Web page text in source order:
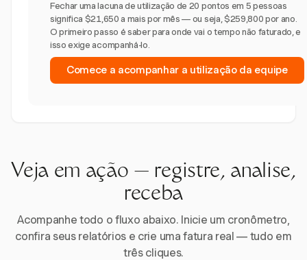
Fechar uma lacuna de utilização de 20 pontos em 5 pessoas
significa $21,650 a mais por mês — ou seja, $259,800 por ano.
O primeiro passo é saber para onde vai o tempo não faturado, e
isso exige acompanhá-lo.
Comece a acompanhar a utilização da equipe
Veja em ação — registre, analise,
receba
Acompanhe todo o fluxo abaixo. Inicie um cronômetro,
confira seus relatórios e crie uma fatura real — tudo em
três cliques.